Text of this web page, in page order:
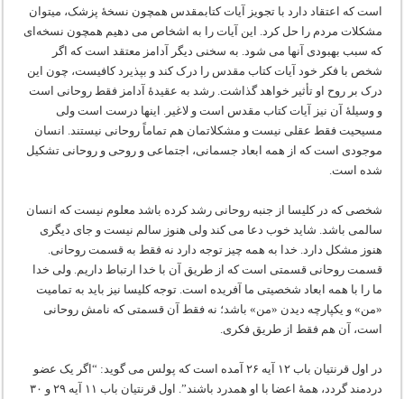
است که اعتقاد دارد با تجویز آیات کتابمقدس همچون نسخۀ پزشک، می‏توان
مشکلات مردم را حل کرد. این آیات را به اشخاص می دهیم همچون نسخه‌ای
که سبب بهبودی آنها می شود. به سخنی دیگر آدامز معتقد است که اگر
شخص با فکر خود آیات کتاب مقدس را درک کند و بپذیرد کافیست، چون این
درک بر روح او تأثیر خواهد گذاشت. رشد به عقیدۀ آدامز فقط روحانی است
و وسیلۀ آن نیز آیات کتاب مقدس است و لاغیر. اینها درست است ولی
مسیحیت فقط عقلی نیست و مشکلاتمان هم تماماً روحانی نیستند. انسان
موجودی است که از همه ابعاد جسمانی، اجتماعی و روحی و روحانی تشکیل
شده است.
شخصی که در کلیسا از جنبه روحانی رشد کرده باشد معلوم نیست که انسان
سالمی باشد. شاید خوب دعا می کند ولی هنوز سالم نیست و جای دیگری
هنوز مشکل دارد. خدا به همه چیز توجه دارد نه فقط به قسمت روحانی.
قسمت روحانی قسمتی است که از طریق آن با خدا ارتباط داریم. ولی خدا
ما را با همه ابعاد شخصیتی ما آفریده است. توجه کلیسا نیز باید به تمامیت
«من» و یکپارچه دیدن «من» باشد؛ نه فقط آن قسمتی که نامش روحانی
است، آن هم فقط از طریق فکری.
در اول قرنتیان باب ۱۲ آیه ۲۶ آمده است که پولس می گوید: “اگر یک عضو
دردمند گردد، همۀ اعضا با او همدرد باشند”. اول قرنتیان باب ۱۱ آیه ۲۹ و ۳۰